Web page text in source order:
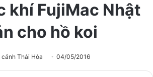
khí FujiMac Nhật
cho hồ koi
cảnh Thái Hòa 04/05/2016